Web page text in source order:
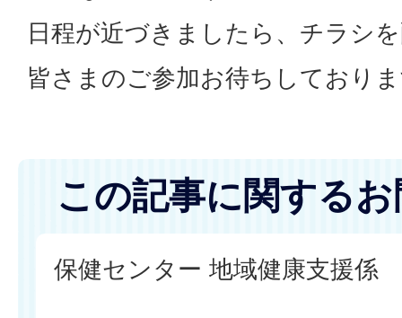
日程が近づきましたら、チラシ
皆さまのご参加お待ちしており
この記事に関する
保健センター 地域健康支援係